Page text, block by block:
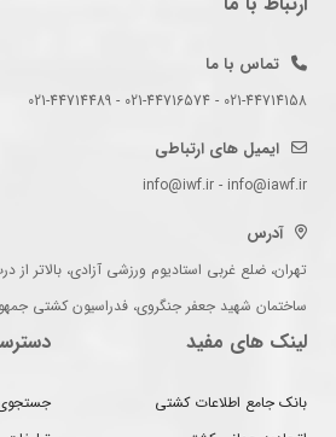
تماس با ما
021-44714158 - 021-44716574 - 021-44714489
ایمیل های ارتباطی
info@iwf.ir - info@iawf.ir
آدرس
تهران، ضلع غربی استادیوم ورزشی آزادی، بالاتر
ساختمان شهید جعفر جنگروی، فدراسیون کشتی
لینک های مفید
بانک جامع اطلاعات کشتی